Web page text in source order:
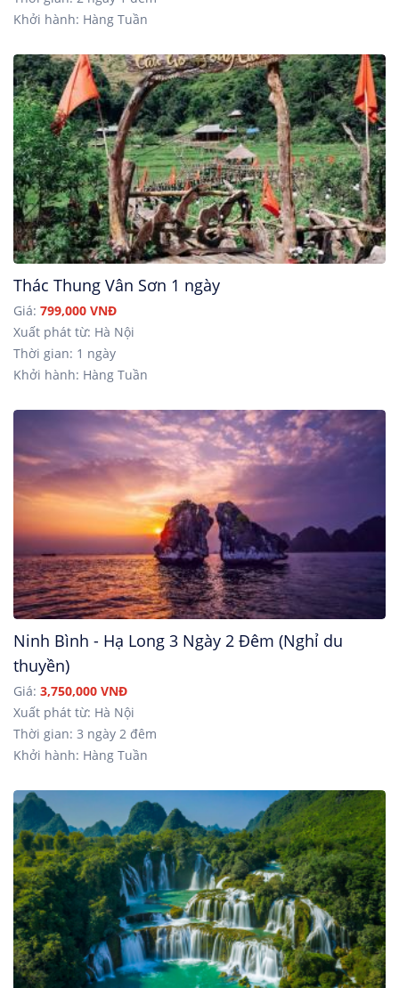
Khởi hành: Hàng Tuần
Thác Thung Vân Sơn 1 ngày
Giá: 799,000 VNĐ
Xuất phát từ: Hà Nội
Thời gian: 1 ngày
Khởi hành: Hàng Tuần
Ninh Bình - Hạ Long 3 Ngày 2 Đêm (Nghỉ du
thuyền)
Giá: 3,750,000 VNĐ
Xuất phát từ: Hà Nội
Thời gian: 3 ngày 2 đêm
Khởi hành: Hàng Tuần